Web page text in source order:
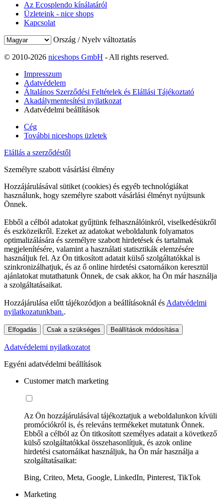
Az Ecosplendo kínálatáról
Üzleteink - nice shops
Kapcsolat
Ország / Nyelv változtatás
© 2010-2026 niceshops GmbH - All rights reserved.
Impresszum
Adatvédelem
Általános Szerződési Feltételek és Elállási Tájékoztató
Akadálymentesítési nyilatkozat
Adatvédelmi beállítások
Cég
További niceshops üzletek
Elállás a szerződéstől
Személyre szabott vásárlási élmény
Hozzájárulásával sütiket (cookies) és egyéb technológiákat
használunk, hogy személyre szabott vásárlási élményt nyújtsunk
Önnek.
Ebből a célból adatokat gyűjtünk felhasználóinkról, viselkedésükről
és eszközeikről. Ezeket az adatokat weboldalunk folyamatos
optimalizálására és személyre szabott hirdetések és tartalmak
megjelenítésére, valamint a használati statisztikák elemzésére
használjuk fel. Az Ön titkosított adatait külső szolgáltatókkal is
szinkronizálhatjuk, és az ő online hirdetési csatornáikon keresztül
ajánlatokat mutathatunk Önnek, de csak akkor, ha Ön már használja
a szolgáltatásaikat.
Hozzájárulása előtt tájékozódjon a beállításoknál ésAdatvédelmi
nyilatkozatunkban..
Elfogadás Csak a szükséges Beállítások módosítása
Adatvédelemi nyilatkozatot
Egyéni adatvédelmi beállítások
Customer match marketing
Az Ön hozzájárulásával tájékoztatjuk a weboldalunkon kívüli
promóciókról is, és releváns termékeket mutatunk Önnek.
Ebből a célból az Ön titkosított személyes adatait a következő
külső szolgáltatókkal összehasonlítjuk, és azok online
hirdetési csatornáikat használjuk, ha Ön már használja a
szolgáltatásaikat:
Bing, Criteo, Meta, Google, LinkedIn, Pinterest, TikTok
Marketing